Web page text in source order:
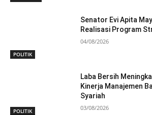
POLITIK
Senator Evi Apita
Realisasi Program
04/08/2026
POLITIK
Laba Bersih
Kinerja Manajemen
Syariah
03/08/2026